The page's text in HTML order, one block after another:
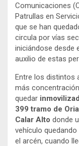
Comunicaciones
Patrullas en
que se han
circula por vías
iniciándose desde
auxilio de estas
Entre los distintos
más
quedar
399 tramo de
Calar Alto donde
vehículo
el arcén, cuando